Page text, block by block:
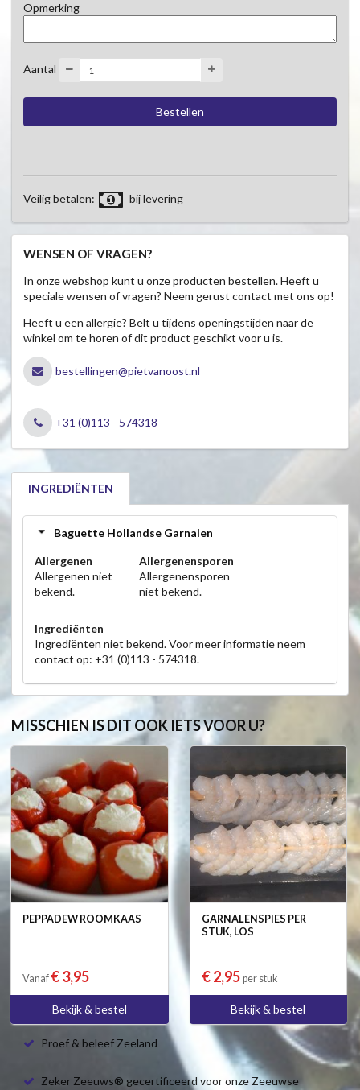
Opmerking
Aantal
Veilig betalen: bij levering
WENSEN OF VRAGEN?
In onze webshop kunt u onze producten bestellen. Heeft u
speciale wensen of vragen? Neem gerust contact met ons op!
Heeft u een allergie? Belt u tijdens openingstijden naar de
winkel om te horen of dit product geschikt voor u is.
bestellingen@pietvanoost.nl
+31 (0)113 - 574318
INGREDIËNTEN
Baguette Hollandse Garnalen
Allergenen
Allergenen niet
bekend.
Allergenensporen
Allergenensporen
niet bekend.
Ingrediënten
Ingrediënten niet bekend. Voor meer informatie neem
contact op: +31 (0)113 - 574318.
MISSCHIEN IS DIT OOK IETS VOOR U?
PEPPADEW ROOMKAAS
Vanaf € 3,95
Bekijk & bestel
GARNALENSPIES PER
STUK, LOS
€ 2,95 per stuk
Bekijk & bestel
Proef & beleef Zeeland
Zeker Zeeuws® gecertificeerd voor onze Zeeuwse